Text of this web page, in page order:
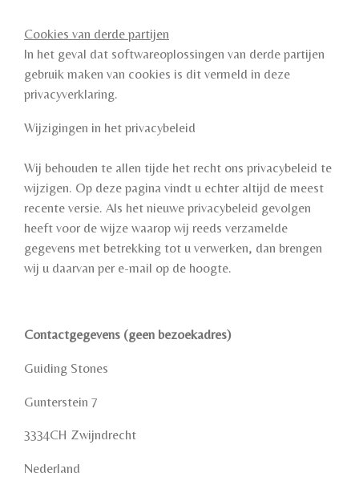
Cookies van derde partijen
In het geval dat softwareoplossingen van derde partijen
gebruik maken van cookies is dit vermeld in deze
privacyverklaring.
Wijzigingen in het privacybeleid
Wij behouden te allen tijde het recht ons privacybeleid te
wijzigen. Op deze pagina vindt u echter altijd de meest
recente versie. Als het nieuwe privacybeleid gevolgen
heeft voor de wijze waarop wij reeds verzamelde
gegevens met betrekking tot u verwerken, dan brengen
wij u daarvan per e-mail op de hoogte.
Contactgegevens (geen bezoekadres)
Guiding Stones
Gunterstein 7
3334CH Zwijndrecht
Nederland